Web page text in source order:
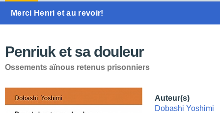
Merci Henri et au revoir!
Penriuk et sa douleur
Ossements aïnous retenus prisonniers
Auteur(s)
Dobashi Yoshimi